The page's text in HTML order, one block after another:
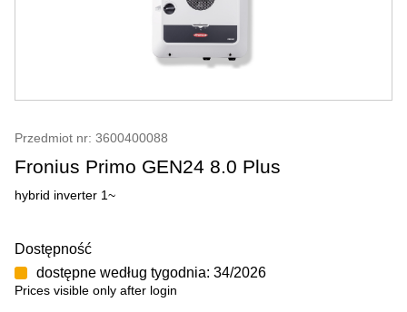
Przedmiot nr: 3600400088
Fronius Primo GEN24 8.0 Plus
hybrid inverter 1~
Dostępność
dostępne według tygodnia: 34/2026
Prices visible only after login